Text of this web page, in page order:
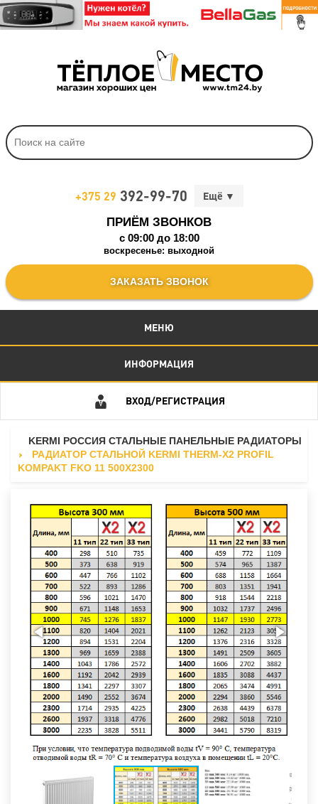
+375 29 392-99-70
ПРИЁМ ЗВОНКОВ
c 09:00 до 18:00
воскресенье: выходной
ЗАКАЗАТЬ ЗВОНОК
МЕНЮ
ИНФОРМАЦИЯ
ВХОД/РЕГИСТРАЦИЯ
KERMI РОССИЯ СТАЛЬНЫЕ ПАНЕЛЬНЫЕ РАДИАТОРЫ
РАДИАТОР СТАЛЬНОЙ KERMI THERM-X2 PROFIL
KOMPAKT FKO 11 500X2300